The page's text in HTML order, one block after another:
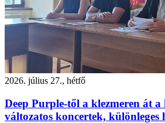
2026. július 27., hétfő
Deep Purple-től a klezmeren át a
változatos koncertek, különleges